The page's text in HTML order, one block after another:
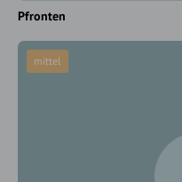
Pfronten
mittel